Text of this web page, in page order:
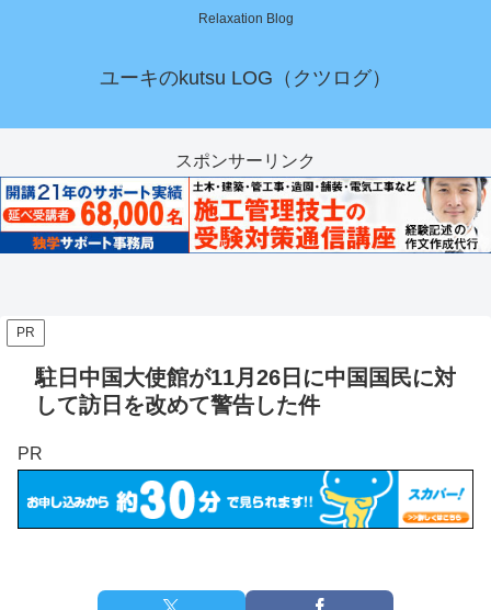
Relaxation Blog
ユーキのkutsu LOG（クツログ）
スポンサーリンク
PR
駐日中国大使館が11月26日に中国国民に対
して訪日を改めて警告した件
PR